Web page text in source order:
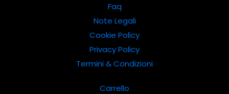
Faq
Note Legali
Cookie Policy
Privacy Policy
Termini & Condizioni
Carrello